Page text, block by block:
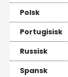
Polsk
Portugisisk
Russisk
Spansk